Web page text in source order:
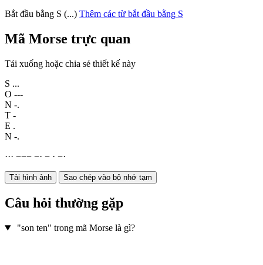
Bắt đầu bằng S (...) Thêm các từ bắt đầu bằng S
Mã Morse trực quan
Tải xuống hoặc chia sẻ thiết kế này
S ...
O ---
N -.
T -
E .
N -.
··· −−− −· − · −·
Tải hình ảnh Sao chép vào bộ nhớ tạm
Câu hỏi thường gặp
"son ten" trong mã Morse là gì?